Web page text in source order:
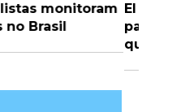
e alerta o Piauí
incêndios e